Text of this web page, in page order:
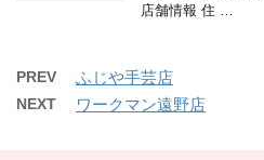
店舗情報 住 …
PREV ふじや手芸店
NEXT ワークマン遠野店